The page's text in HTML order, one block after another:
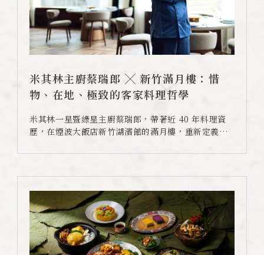
米其林主廚蔡瑞郎 ╳ 新竹滿月樓：惜
物、在地、極致的客家料理哲學
米其林一星暨綠星主廚蔡瑞郎，帶著近 40 年料理資
歷，在煙波大飯店新竹湖濱館的滿月樓，重新定義精
梅排骨到東方美人茶燻白鯧，看他如何以星級工藝，